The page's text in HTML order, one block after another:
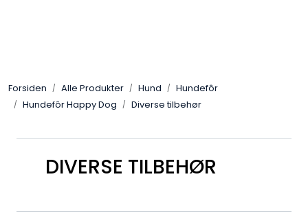
Forsiden Alle Produkter Hund
Hundefôr
Hundefôr Happy Dog
Diverse tilbehør
DIVERSE TILBEHØR
Leverandører
Hunter
Forhandlersøk